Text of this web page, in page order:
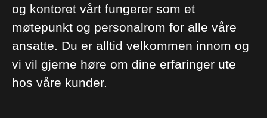
og kontoret vårt fungerer som et
møtepunkt og personalrom for alle våre
ansatte. Du er alltid velkommen innom og
vi vil gjerne høre om dine erfaringer ute
hos våre kunder.